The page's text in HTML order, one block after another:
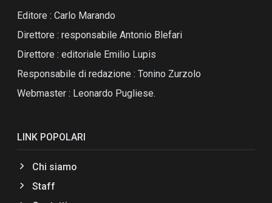
Editore : Carlo Marando
Direttore : responsabile Antonio Blefari
Direttore : editoriale Emilio Lupis
Responsabile di redazione : Tonino Zurzolo
Webmaster : Leonardo Pugliese.
LINK POPOLARI
Chi siamo
Staff